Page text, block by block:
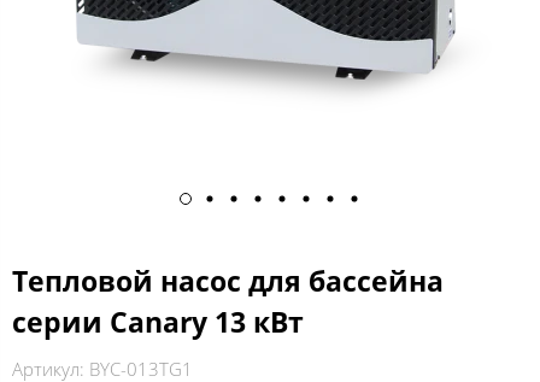
Тепловой насос для бассейна
серии Canary 13 кВт
Артикул: BYC-013TG1